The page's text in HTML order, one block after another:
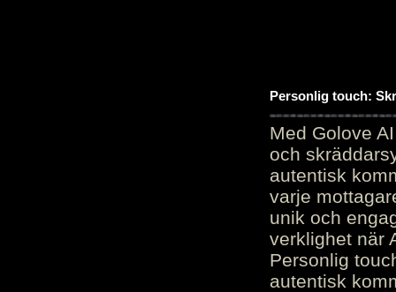
Personlig touch:
Med Golove
och
autentisk
varje
unik och
verklighet när
Personlig
autentisk